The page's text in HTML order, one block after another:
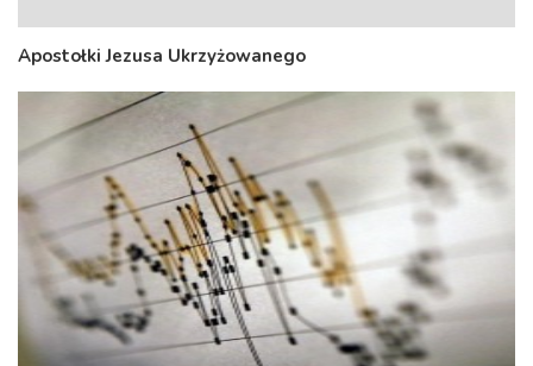
Apostołki Jezusa Ukrzyżowanego